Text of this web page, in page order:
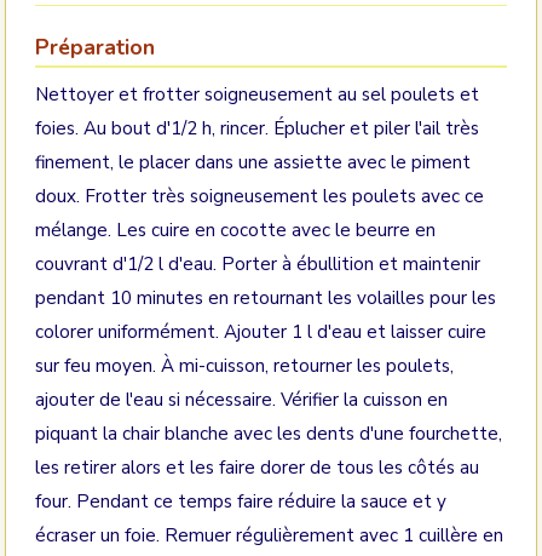
Préparation
Nettoyer et frotter soigneusement au sel poulets et
foies. Au bout d'1/2 h, rincer. Éplucher et piler l'ail très
finement, le placer dans une assiette avec le piment
doux. Frotter très soigneusement les poulets avec ce
mélange. Les cuire en cocotte avec le beurre en
couvrant d'1/2 l d'eau. Porter à ébullition et maintenir
pendant 10 minutes en retournant les volailles pour les
colorer uniformément. Ajouter 1 l d'eau et laisser cuire
sur feu moyen. À mi-cuisson, retourner les poulets,
ajouter de l'eau si nécessaire. Vérifier la cuisson en
piquant la chair blanche avec les dents d'une fourchette,
les retirer alors et les faire dorer de tous les côtés au
four. Pendant ce temps faire réduire la sauce et y
écraser un foie. Remuer régulièrement avec 1 cuillère en